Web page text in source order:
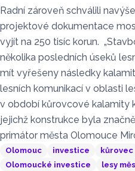
Radní zároveň schválili
projektové dokumentace
vyjít na 250 tisíc korun.
několika posledních úseků
mít vyřešeny následky
lesních komunikací v oblasti
v období kůrovcové kalamity
jejichž konstrukce byla
primátor města Olomouce
Olomouc investice kůrovec
Olomoucké investice
lesy